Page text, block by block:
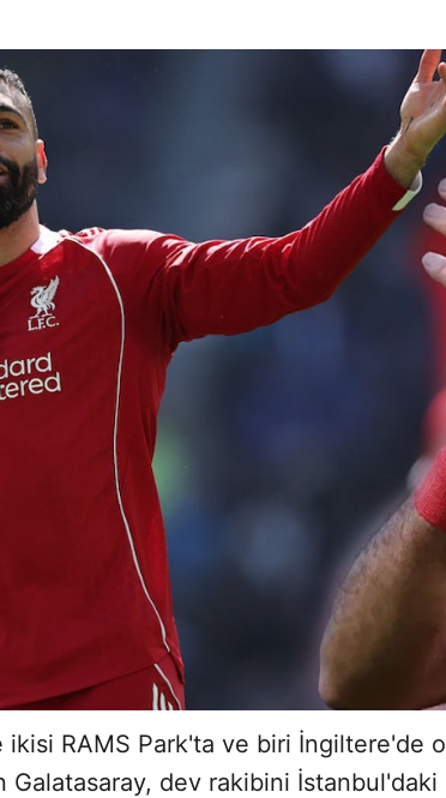
RAMS Park'ta ve biri İngiltere'de
Galatasaray, dev rakibini İstanbul'daki